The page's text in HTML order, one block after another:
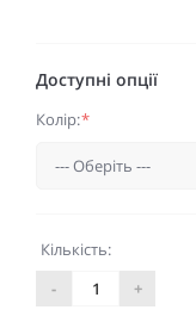
Доступні опції
Колір:*
Кількість:
-
+